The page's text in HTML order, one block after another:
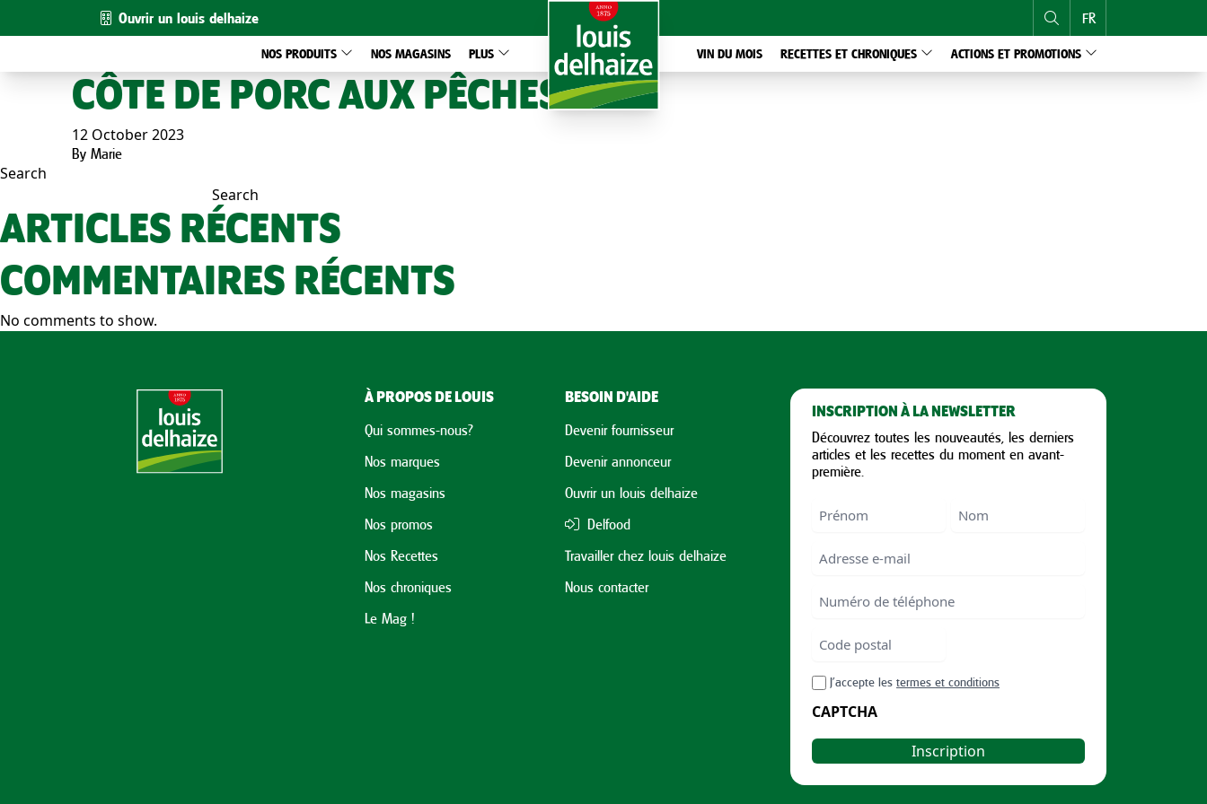
Ouvrir un louis delhaize FR
NOS PRODUITS NOS MAGASINS PLUS VIN DU MOIS RECETTES ET CHRONIQUES ACTIONS ET PROMOTIONS
CÔTE DE PORC AUX PÊCHES
12 October 2023
By Marie
Search
Search
ARTICLES RÉCENTS
COMMENTAIRES RÉCENTS
No comments to show.
À PROPOS DE LOUIS
Qui sommes-nous?
Nos marques
Nos magasins
Nos promos
Nos Recettes
Nos chroniques
Le Mag !
BESOIN D'AIDE
Devenir fournisseur
Devenir annonceur
Ouvrir un louis delhaize
Delfood
Travailler chez louis delhaize
Nous contacter
INSCRIPTION À LA NEWSLETTER
Découvrez toutes les nouveautés, les derniers
articles et les recettes du moment en avant-
première.
Nom
Email
Numéro
téléphone
Code
postal
Code
postal
RGPDJ’accepte les termes et conditions
CAPTCHA